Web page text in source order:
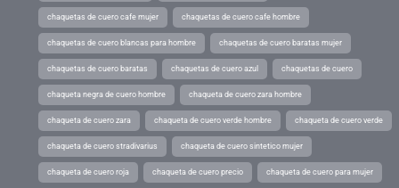
chaquetas de cuero cafe mujer chaquetas de cuero cafe hombre
chaquetas de cuero blancas para hombre chaquetas de cuero baratas mujer
chaquetas de cuero baratas chaquetas de cuero azul chaquetas de cuero
chaqueta negra de cuero hombre chaqueta de cuero zara hombre
chaqueta de cuero zara chaqueta de cuero verde hombre chaqueta de cuero verde
chaqueta de cuero stradivarius chaqueta de cuero sintetico mujer
chaqueta de cuero roja chaqueta de cuero precio chaqueta de cuero para mujer